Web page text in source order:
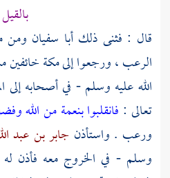
بالقيل
قال : فثنى ذلكأبا سفيان ومن
الرعب ، ورجعوا إلىمكة
الله عليه وسلم - في أصحابه إلى
تعالى : فانقلبوا بنعمة من
ورعب . واستأذن جابر بن عبد
وسلم - في الخروج معه فأذن